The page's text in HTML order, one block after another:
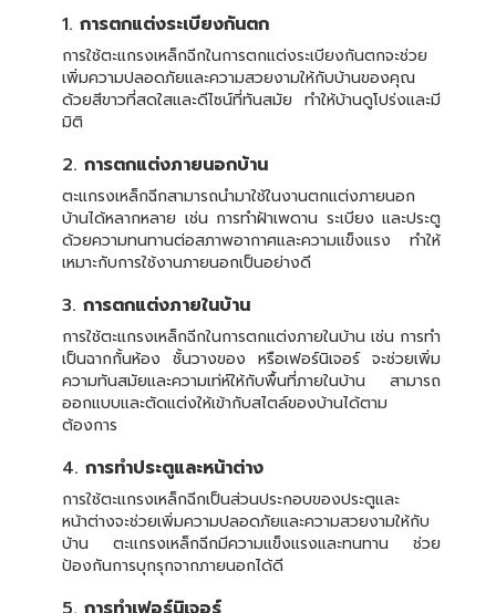
1. การตกแต่งระเบียงกันตก
การใช้ตะแกรงเหล็กฉีกในการตกแต่งระเบียงกันตกจะช่วย
เพิ่มความปลอดภัยและความสวยงามให้กับบ้านของคุณ
ด้วยสีขาวที่สดใสและดีไซน์ที่ทันสมัย ทำให้บ้านดูโปร่งและมี
มิติ
2. การตกแต่งภายนอกบ้าน
ตะแกรงเหล็กฉีกสามารถนำมาใช้ในงานตกแต่งภายนอก
บ้านได้หลากหลาย เช่น การทำฝ้าเพดาน ระเบียง และประตู
ด้วยความทนทานต่อสภาพอากาศและความแข็งแรง ทำให้
เหมาะกับการใช้งานภายนอกเป็นอย่างดี
3. การตกแต่งภายในบ้าน
การใช้ตะแกรงเหล็กฉีกในการตกแต่งภายในบ้าน เช่น การทำ
เป็นฉากกั้นห้อง ชั้นวางของ หรือเฟอร์นิเจอร์ จะช่วยเพิ่ม
ความทันสมัยและความเท่ห์ให้กับพื้นที่ภายในบ้าน สามารถ
ออกแบบและตัดแต่งให้เข้ากับสไตล์ของบ้านได้ตาม
ต้องการ
4. การทำประตูและหน้าต่าง
การใช้ตะแกรงเหล็กฉีกเป็นส่วนประกอบของประตูและ
หน้าต่างจะช่วยเพิ่มความปลอดภัยและความสวยงามให้กับ
บ้าน ตะแกรงเหล็กฉีกมีความแข็งแรงและทนทาน ช่วย
ป้องกันการบุกรุกจากภายนอกได้ดี